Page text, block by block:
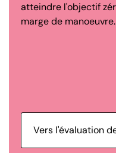
atteindre l'objectif
marge de manoeuvre.
Vers l'évaluation